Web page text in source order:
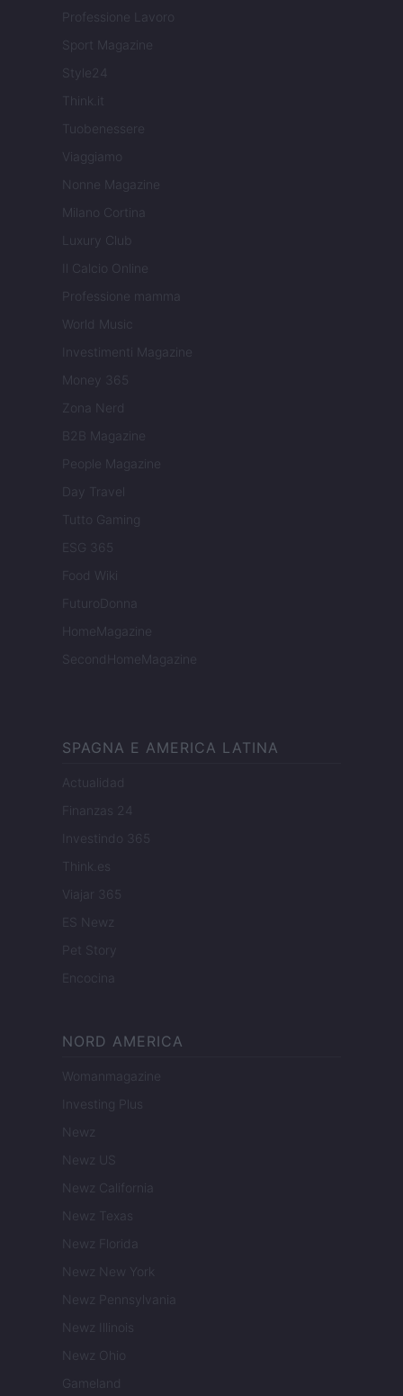
Professione Lavoro
Sport Magazine
Style24
Think.it
Tuobenessere
Viaggiamo
Nonne Magazine
Milano Cortina
Luxury Club
Il Calcio Online
Professione mamma
World Music
Investimenti Magazine
Money 365
Zona Nerd
B2B Magazine
People Magazine
Day Travel
Tutto Gaming
ESG 365
Food Wiki
FuturoDonna
HomeMagazine
SecondHomeMagazine
SPAGNA E AMERICA LATINA
Actualidad
Finanzas 24
Investindo 365
Think.es
Viajar 365
ES Newz
Pet Story
Encocina
NORD AMERICA
Womanmagazine
Investing Plus
Newz
Newz US
Newz California
Newz Texas
Newz Florida
Newz New York
Newz Pennsylvania
Newz Illinois
Newz Ohio
Gameland